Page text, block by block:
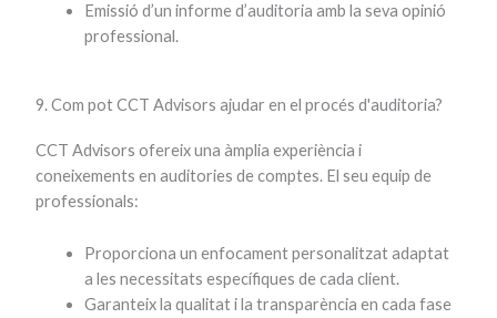
Emissió d’un informe d’auditoria amb la seva opinió
professional.
9. Com pot CCT Advisors ajudar en el procés d'auditoria?
CCT Advisors ofereix una àmplia experiència i
coneixements en auditories de comptes. El seu equip de
professionals:
Proporciona un enfocament personalitzat adaptat
a les necessitats específiques de cada client.
Garanteix la qualitat i la transparència en cada fase